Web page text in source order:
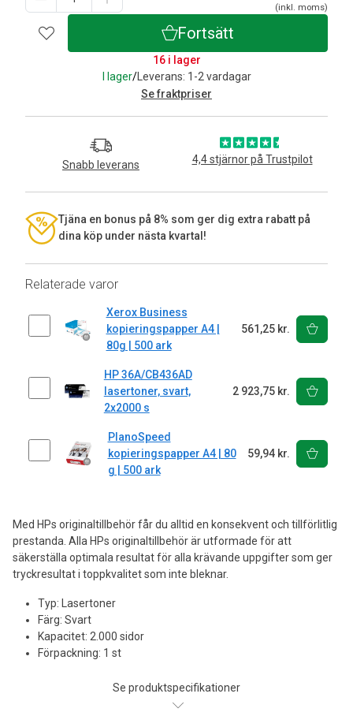
Med HPs originaltillbehör får du alltid en konsekvent och tillförlitlig
prestanda. Alla HPs originaltillbehör är utformade för att
säkerställa optimala resultat för alla krävande uppgifter som ger
tryckresultat i toppkvalitet som inte bleknar.
Typ: Lasertoner
Färg: Svart
Kapacitet: 2.000 sidor
Förpackning: 1 st
Se produktspecifikationer
(inkl. moms)
Fortsätt
16 i lager
I lager/Leverans: 1-2 vardagar
Se fraktpriser
Snabb leverans 4,4 stjärnor på Trustpilot
Tjäna en bonus på 8% som ger dig extra rabatt på
dina köp under nästa kvartal!
Relaterade varor
Xerox Business
kopieringspapper A4 |
80g | 500 ark
561,25 kr.
HP 36A/CB436AD
lasertoner, svart,
2x2000 s
2 923,75 kr.
PlanoSpeed
kopieringspapper A4 | 80
g | 500 ark
59,94 kr.